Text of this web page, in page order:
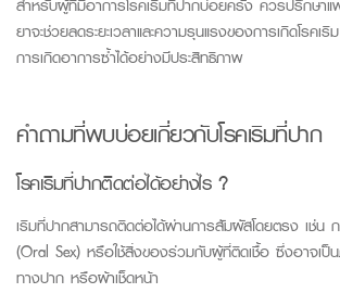
ยาจะช่วยลดระยะเวลาและความรุนแรงของการเกิดโรค
การเกิดอาการซ้ำได้อย่างมีประสิทธิภาพ
คำถามที่พบบ่อยเกี่ยวกับโรคเริมที่ปาก
โรคเริมที่ปากติดต่อได้อย่างไร ?
เริมที่ปากสามารถติดต่อได้ผ่านการสัมผัสโดยตรง เช่น
(Oral Sex) หรือใช้สิ่งของร่วมกับผู้ที่ติดเชื้อ ซึ่งอาจเป็น
ทางปาก หรือผ้าเช็ดหน้า